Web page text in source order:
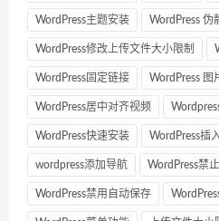
WordPress主题安装 WordPress 伪
WordPress修改上传文件大小限制
WordPress固定链接 WordPress 图
WordPress居中对齐视频
WordPress快速安装 WordPress插
wordpress添加导航 WordPress禁
WordPress禁用自动保存